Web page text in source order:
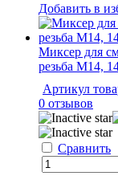
Добавить в
Миксер для
резьба М14,
Артикул
0 отзывов
Сравнить